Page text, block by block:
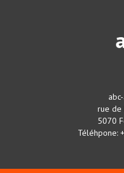
rue de
5070
Téléhpone: